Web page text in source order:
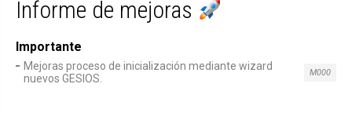
Informe de mejoras
Importante
Mejoras proceso de inicialización mediante wizard
nuevos GESIOS.
M000